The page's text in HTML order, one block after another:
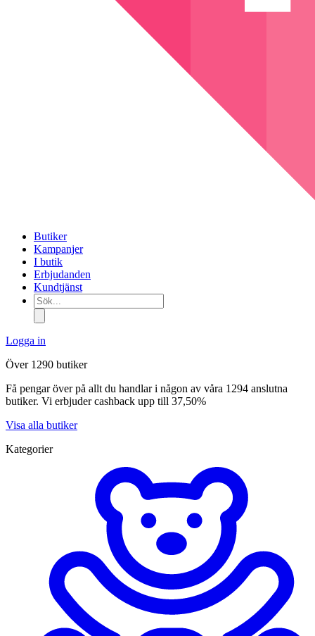
Butiker
Kampanjer
I butik
Erbjudanden
Kundtjänst
Sök...
Logga in
Över 1290 butiker
Få pengar över på allt du handlar i någon av våra 1294 anslutna
butiker. Vi erbjuder cashback upp till 37,50%
Visa alla butiker
Kategorier